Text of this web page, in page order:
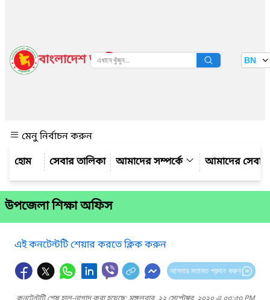
বাংলাদেশ জাতীয় তথ্য বাতায়ন BN
মেনু নির্বাচন করুন
সেবার তালিকা
আমাদের সম্পর্কে আমাদের সেবা
উপজেলা শিক্ষা অফিস
এই কনটেন্টটি শেয়ার করতে ক্লিক করুন
আপনার মতামত প্রদান করুন